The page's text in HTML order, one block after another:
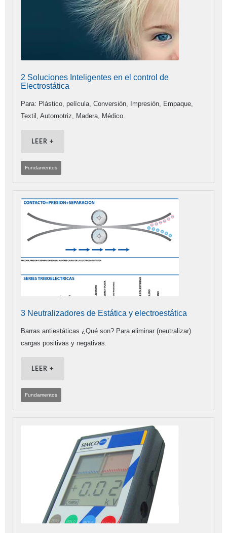
2 Soluciones Inteligentes en el control de
Electrostática
Para: Plástico, película, Conversión, Impresión, Empaque,
Textil, Automotriz, Madera, Médico.
LEER +
Fundamentos
3 Neutralizadores de Estática y electroestática
Barras antiestáticas ¿Qué son? Para eliminar (neutralizar)
cargas positivas y negativas.
LEER +
Fundamentos